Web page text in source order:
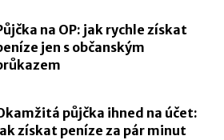
na OP: jak rychle získat
jen s občanským
půjčka ihned na účet:
získat peníze za pár minut